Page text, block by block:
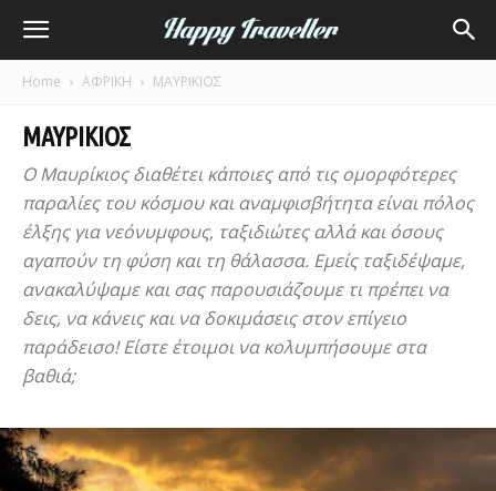
Home ΑΦΡΙΚΗ ΜΑΥΡΙΚΙΟΣ
ΜΑΥΡΙΚΙΟΣ
Ο Μαυρίκιος διαθέτει κάποιες από τις ομορφότερες
παραλίες του κόσμου και αναμφισβήτητα είναι πόλος
έλξης για νεόνυμφους, ταξιδιώτες αλλά και όσους
αγαπούν τη φύση και τη θάλασσα. Εμείς ταξιδέψαμε,
ανακαλύψαμε και σας παρουσιάζουμε τι πρέπει να
δεις, να κάνεις και να δοκιμάσεις στον επίγειο
παράδεισο! Είστε έτοιμοι να κολυμπήσουμε στα
βαθιά;